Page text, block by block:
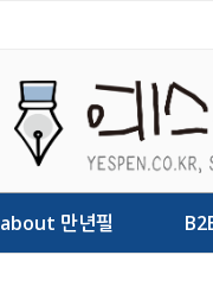
about 만년필